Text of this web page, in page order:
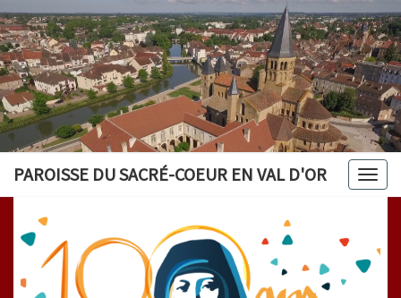
PAROISSE DU SACRÉ-COEUR EN VAL D'OR